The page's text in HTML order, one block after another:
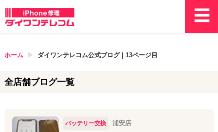
ホーム ダイワンテレコム公式ブログ | 13ページ目
全店舗ブログ一覧
バッテリー交換
浦安店